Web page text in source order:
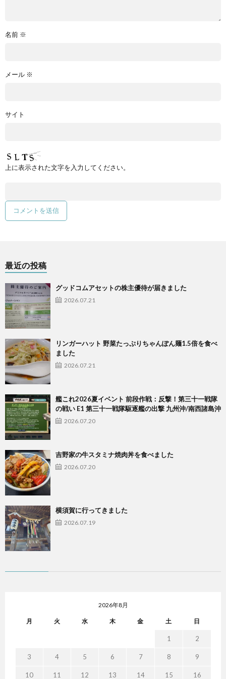
名前 ※
メール ※
サイト
上に表示された文字を入力してください。
最近の投稿
グッドコムアセットの株主優待が届きました
2026.07.21
リンガーハット 野菜たっぷりちゃんぽん麺1.5倍を食べ
ました
2026.07.21
艦これ2026夏イベント 前段作戦：反撃！第三十一戦隊
の戦い E1 第三十一戦隊駆逐艦の出撃 九州沖/南西諸島沖
2026.07.20
吉野家の牛スタミナ焼肉丼を食べました
2026.07.20
横須賀に行ってきました
2026.07.19
2026年8月
月 火 水 木 金 土 日
1 2
3 4 5 6 7 8 9
10 11 12 13 14 15 16